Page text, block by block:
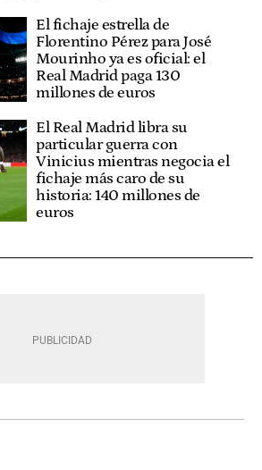
El fichaje estrella de
Florentino Pérez para José
Mourinho ya es oficial: el
Real Madrid paga 130
millones de euros
El Real Madrid libra su
particular guerra con
Vinicius mientras negocia el
fichaje más caro de su
historia: 140 millones de
euros